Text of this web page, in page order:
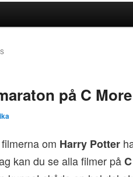
på C More
om Harry Potter
kan du se alla filmer på